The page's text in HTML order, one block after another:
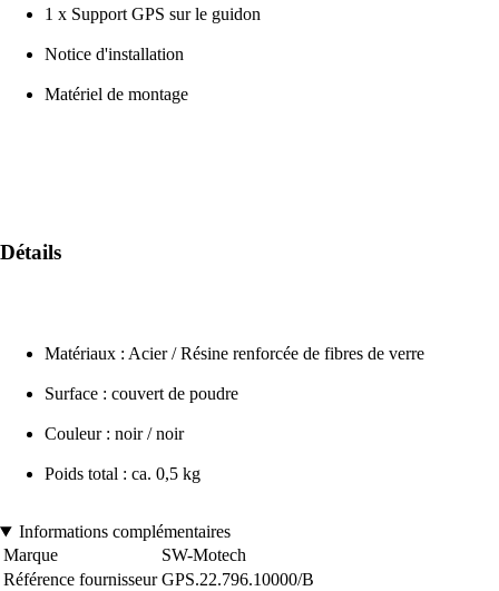
1 x Support GPS sur le guidon
Notice d'installation
Matériel de montage
Détails
Matériaux : Acier / Résine renforcée de fibres de verre
Surface : couvert de poudre
Couleur : noir / noir
Poids total : ca. 0,5 kg
Informations complémentaires
Marque
SW-Motech
Référence fournisseur GPS.22.796.10000/B